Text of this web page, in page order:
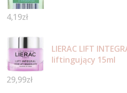
4,19zł
LIERAC LIFT
liftingujący 15ml
29,99zł